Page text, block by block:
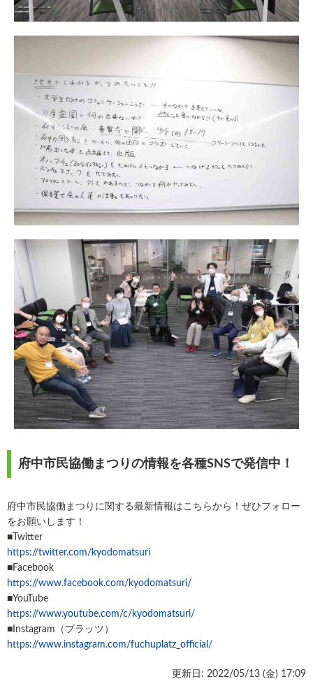
府中市民協働まつりの情報を各種SNSで発信中！
府中市民協働まつりに関する最新情報はこちらから！ぜひフォロー
をお願いします！
■Twitter
https://twitter.com/kyodomatsuri
■Facebook
https://www.facebook.com/kyodomatsuri/
■YouTube
https://www.youtube.com/c/kyodomatsuri/
■Instagram（プラッツ）
https://www.instagram.com/fuchuplatz_official/
更新日: 2022/05/13 (金) 17:09